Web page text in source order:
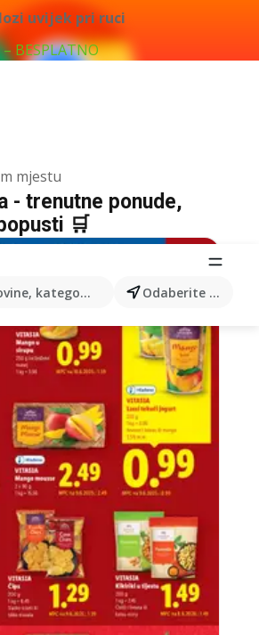
uvijek pri ruci
BESPLATNO
mjestu
kategorije, proizvode... Odaberite grad
- trenutne ponude,
🛒